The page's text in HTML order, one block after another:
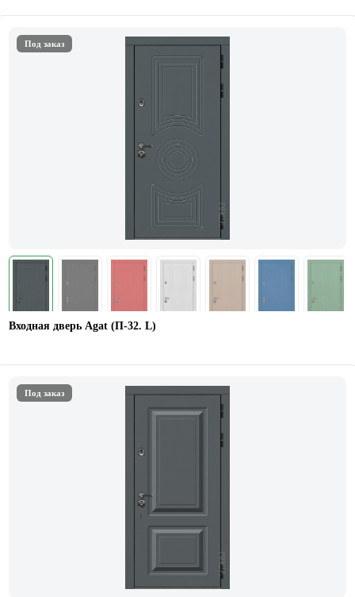
Под заказ
Входная дверь Agat (П-32. L)
Под заказ